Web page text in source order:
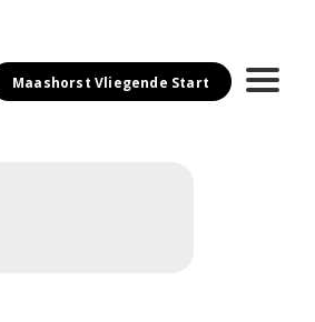
Maashorst Vliegende Start